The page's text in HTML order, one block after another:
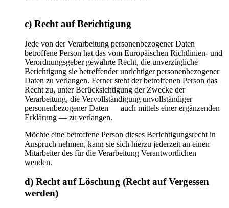
c) Recht auf Berichtigung
Jede von der Verarbeitung personenbezogener Daten
betroffene Person hat das vom Europäischen Richtlinien- und
Verordnungsgeber gewährte Recht, die unverzügliche
Berichtigung sie betreffender unrichtiger personenbezogener
Daten zu verlangen. Ferner steht der betroffenen Person das
Recht zu, unter Berücksichtigung der Zwecke der
Verarbeitung, die Vervollständigung unvollständiger
personenbezogener Daten — auch mittels einer ergänzenden
Erklärung — zu verlangen.
Möchte eine betroffene Person dieses Berichtigungsrecht in
Anspruch nehmen, kann sie sich hierzu jederzeit an einen
Mitarbeiter des für die Verarbeitung Verantwortlichen
wenden.
d) Recht auf Löschung (Recht auf Vergessen
werden)